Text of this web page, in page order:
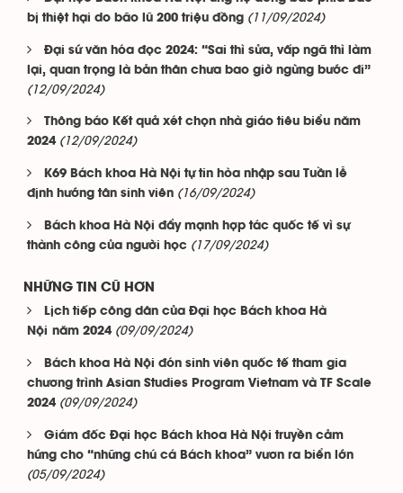
bị thiệt hại do bão lũ 200 triệu đồng (11/09/2024)
Đại sứ văn hóa đọc 2024: “Sai thì sửa, vấp ngã thì làm
lại, quan trọng là bản thân chưa bao giờ ngừng bước đi”
(12/09/2024)
Thông báo Kết quả xét chọn nhà giáo tiêu biểu năm
2024 (12/09/2024)
K69 Bách khoa Hà Nội tự tin hòa nhập sau Tuần lễ
định hướng tân sinh viên (16/09/2024)
Bách khoa Hà Nội đẩy mạnh hợp tác quốc tế vì sự
thành công của người học (17/09/2024)
NHỮNG TIN CŨ HƠN
Lịch tiếp công dân của Đại học Bách khoa Hà
Nội năm 2024 (09/09/2024)
Bách khoa Hà Nội đón sinh viên quốc tế tham gia
chương trình Asian Studies Program Vietnam và TF Scale
2024 (09/09/2024)
Giám đốc Đại học Bách khoa Hà Nội truyền cảm
hứng cho “những chú cá Bách khoa” vươn ra biển lớn
(05/09/2024)